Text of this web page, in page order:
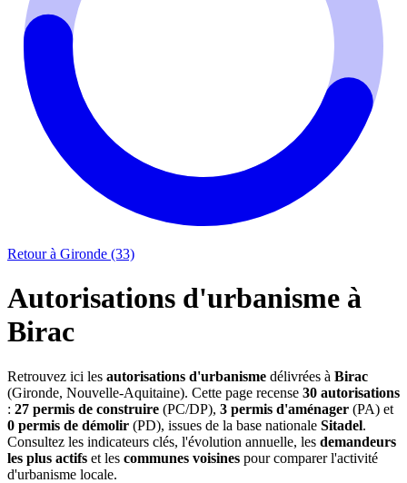
Retour à Gironde (33)
Autorisations d'urbanisme à
Birac
Retrouvez ici les autorisations d'urbanisme délivrées à Birac
(Gironde, Nouvelle-Aquitaine). Cette page recense 30 autorisations
: 27 permis de construire (PC/DP), 3 permis d'aménager (PA) et
0 permis de démolir (PD), issues de la base nationale Sitadel.
Consultez les indicateurs clés, l'évolution annuelle, les demandeurs
les plus actifs et les communes voisines pour comparer l'activité
d'urbanisme locale.